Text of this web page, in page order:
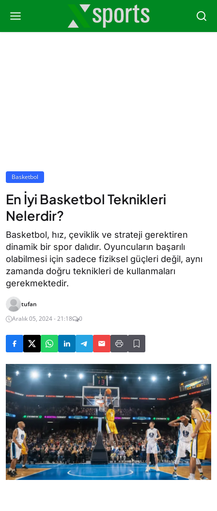
Basketbol
En İyi Basketbol Teknikleri
Nelerdir?
Basketbol, hız, çeviklik ve strateji gerektiren
dinamik bir spor dalıdır. Oyuncuların başarılı
olabilmesi için sadece fiziksel güçleri değil, aynı
zamanda doğru teknikleri de kullanmaları
gerekmektedir.
tufan
Aralık 05, 2024 - 21:18
0